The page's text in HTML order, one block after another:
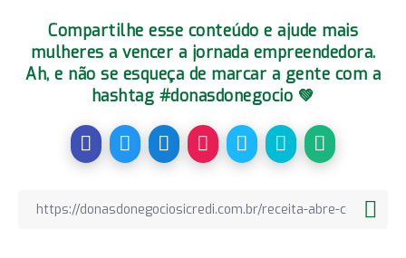
Compartilhe esse conteúdo e ajude mais
mulheres a vencer a jornada empreendedora.
Ah, e não se esqueça de marcar a gente com a
hashtag #donasdonegocio 💚